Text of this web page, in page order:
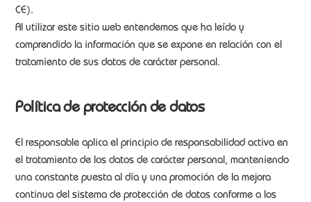
CE).
Al utilizar este sitio web entendemos que ha leído y
comprendido la información que se expone en relación con el
tratamiento de sus datos de carácter personal.
Política de protección de datos
El responsable aplica el principio de responsabilidad activa en
el tratamiento de los datos de carácter personal, manteniendo
una constante puesta al día y una promoción de la mejora
continua del sistema de protección de datos conforme a los